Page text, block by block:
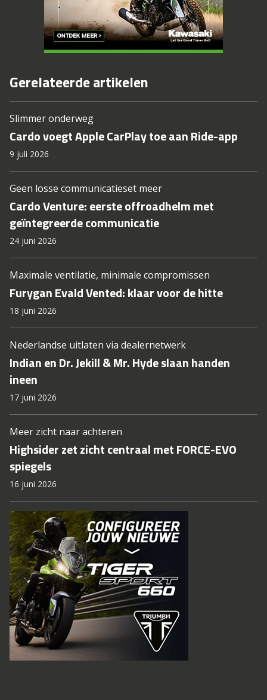
Gerelateerde artikelen
Slimmer onderweg
Cardo voegt Apple CarPlay toe aan Ride-app
9 juli 2026
Geen losse communicatieset meer
Cardo Venture: eerste offroadhelm met
geïntegreerde communicatie
24 juni 2026
Maximale ventilatie, minimale compromissen
Furygan Evald Vented: klaar voor de hitte
18 juni 2026
Nederlandse uitlaten via dealernetwerk
Indian en Dr. Jekill & Mr. Hyde slaan handen
ineen
17 juni 2026
Meer zicht naar achteren
Highsider zet zicht centraal met FORCE-EVO
spiegels
16 juni 2026